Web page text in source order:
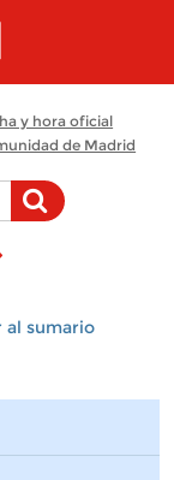
y hora oficial
de Madrid
al sumario